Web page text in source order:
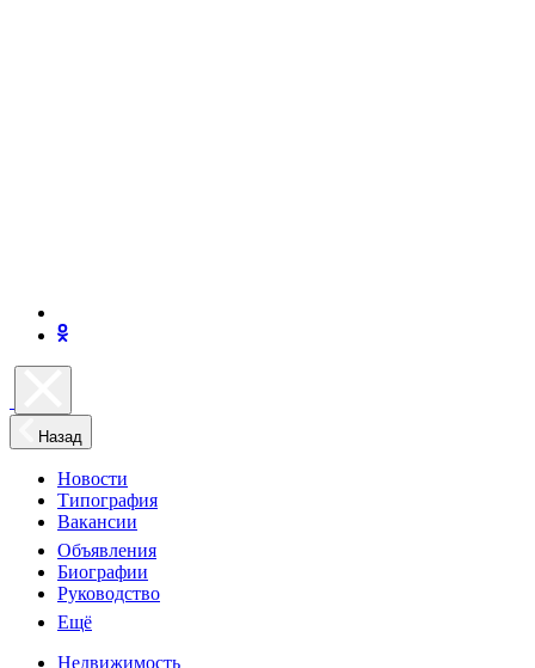
Назад
Новости
Типография
Вакансии
Объявления
Биографии
Руководство
Ещё
Недвижимость